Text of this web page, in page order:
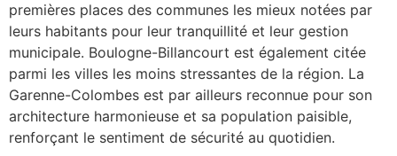
premières places des communes les mieux notées par
leurs habitants pour leur tranquillité et leur gestion
municipale. Boulogne-Billancourt est également citée
parmi les villes les moins stressantes de la région. La
Garenne-Colombes est par ailleurs reconnue pour son
architecture harmonieuse et sa population paisible,
renforçant le sentiment de sécurité au quotidien.